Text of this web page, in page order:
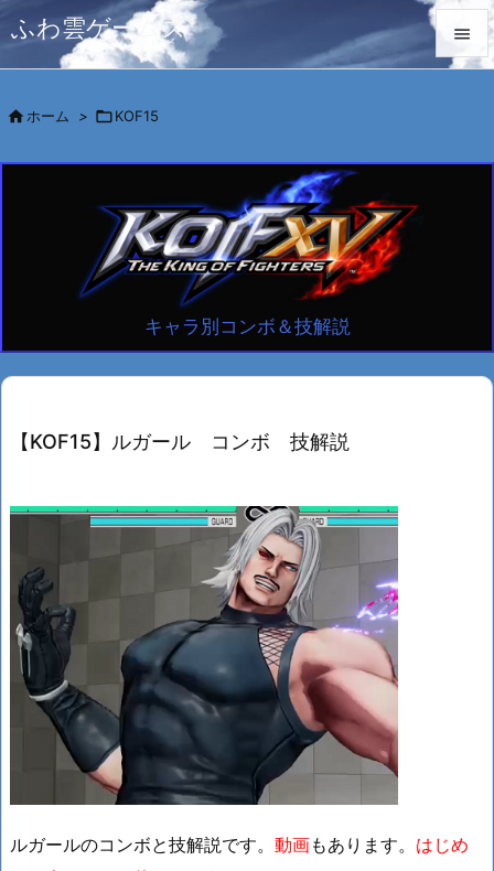
ふわ雲ゲームズ 
サイド
 ホーム > KOF15
キャラ別コンボ＆技解説
【KOF15】ルガール コンボ 技解説
ルガールのコンボと技解説です。 動画もあります。 はじめ